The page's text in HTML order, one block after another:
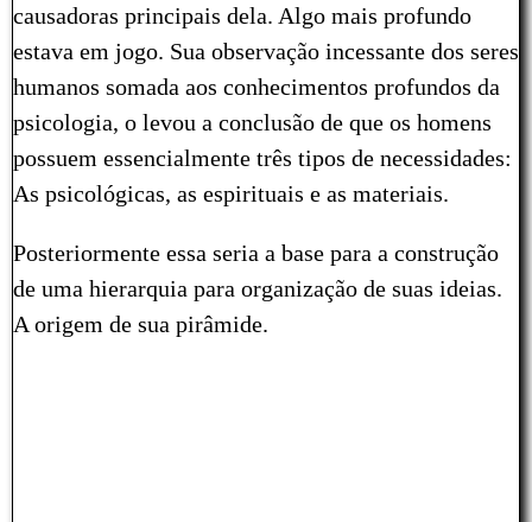
causadoras principais dela. Algo mais profundo
estava em jogo. Sua observação incessante dos seres
humanos somada aos conhecimentos profundos da
psicologia, o levou a conclusão de que os homens
possuem essencialmente três tipos de necessidades:
As psicológicas, as espirituais e as materiais.
Posteriormente essa seria a base para a construção
de uma hierarquia para organização de suas ideias.
A origem de sua pirâmide.